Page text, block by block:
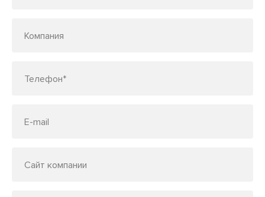
Компания
Телефон*
E-mail
Сайт компании